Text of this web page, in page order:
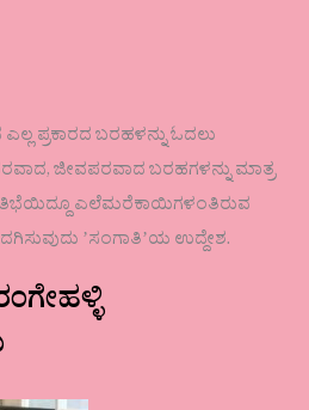
ಪ್ರಕಾರದ ಬರಹಳನ್ನು ಓದಲು
ಜೀವಪರವಾದ ಬರಹಗಳನ್ನು ಮಾತ್ರ
ಎಲೆಮರೆಕಾಯಿಗಳಂತಿರುವ
ʼಸಂಗಾತಿʼಯ ಉದ್ದೇಶ.